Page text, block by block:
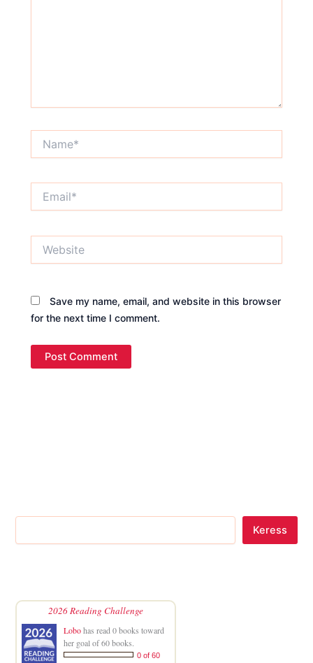
Save my name, email, and website in this browser
for the next time I comment.
Keress
2026 Reading Challenge
Lobohas read 0 books toward
her goal of 60 books.
0 of 60